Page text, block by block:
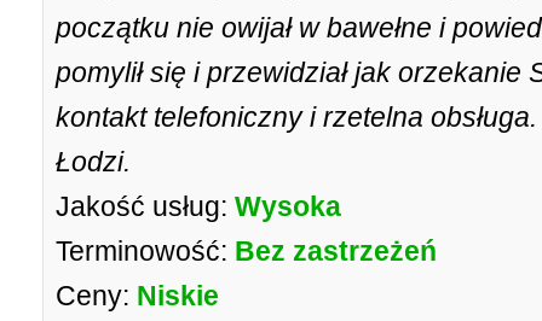
początku nie owijał w bawełne i
pomylił się i przewidział jak
kontakt telefoniczny i rzetelna
Łodzi.
Jakość usług: Wysoka
Terminowość: Bez zastrzeżeń
Ceny: Niskie